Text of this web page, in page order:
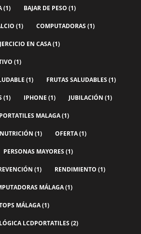
(1) BAJAR DE PESO (1)
(1) COMPUTADORAS (1)
EN CASA(1)
(1)
(1) FRUTAS SALUDABLES (1)
(1) IPHONE (1) JUBILACIÓN (1)
MALAGA(1)
NUTRICIÓN (1) OFERTA(1)
PERSONAS MAYORES (1)
(1) RENDIMIENTO (1)
MÁLAGA(1)
MÁLAGA(1)
LCDPORTATILES (2)